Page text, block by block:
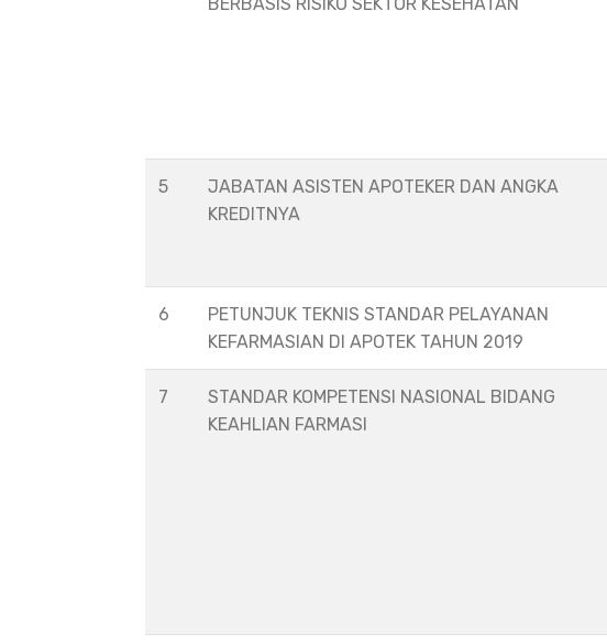
5
JABATAN ASISTEN APOTEKER DAN ANGKA
KREDITNYA
6
PETUNJUK TEKNIS STANDAR PELAYANAN
KEFARMASIAN DI APOTEK TAHUN 2019
7
STANDAR KOMPETENSI NASIONAL BIDANG
KEAHLIAN FARMASI